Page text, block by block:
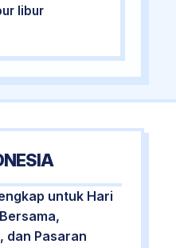
libur
untuk Hari
dan Pasaran